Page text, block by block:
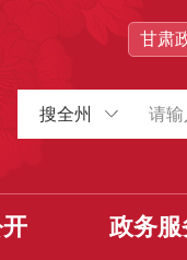
甘肃
搜全州
政务服